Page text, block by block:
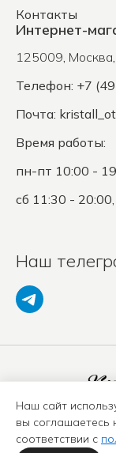
Контакты
Интернет-
125009, Москва,
Телефон: +7
Почта:
Время работы:
пн-пт 10:00 -
сб 11:30 -
Наш
Наш сайт
вы соглашаетесь
соответствии с